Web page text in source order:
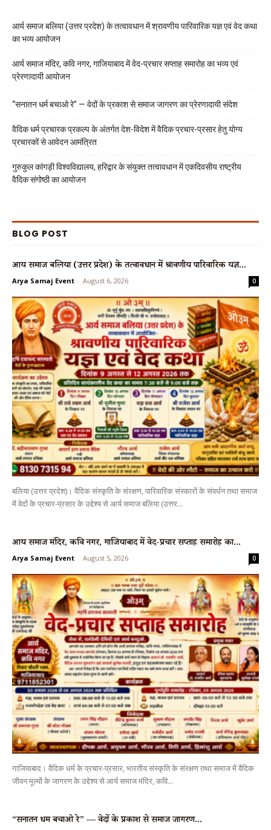
आर्य समाज बलिया (उत्तर प्रदेश) के तत्वावधान में श्रावणीय पारिवारिक यज्ञ एवं वेद कथा
का भव्य आयोजन
आर्य समाज मंदिर, कवि नगर, गाजियाबाद में वेद-प्रचार सप्ताह समारोह का भव्य एवं
प्रेरणादायी आयोजन
“सनातन धर्म बचाओ रे” — वेदों के प्रकाश से समाज जागरण का प्रेरणादायी संदेश
वैदिक धर्म प्रचारक प्रकल्प के अंतर्गत देश-विदेश में वैदिक प्रचार-प्रसार हेतु योग्य
प्रचारकों से आवेदन आमंत्रित
गुरुकुल कांगड़ी विश्वविद्यालय, हरिद्वार के संयुक्त तत्वावधान में एकदिवसीय राष्ट्रीय
वैदिक संगोष्ठी का आयोजन
BLOG POST
आर्य समाज बलिया (उत्तर प्रदेश) के तत्वावधान में श्रावणीय पारिवारिक यज्ञ...
Arya Samaj Event - August 6, 2026 0
बलिया (उत्तर प्रदेश)। वैदिक संस्कृति के संरक्षण, पारिवारिक संस्कारों के संवर्धन तथा समाज
में वेदों के प्रचार-प्रसार के उद्देश्य से आर्य समाज बलिया (उत्तर...
आर्य समाज मंदिर, कवि नगर, गाजियाबाद में वेद-प्रचार सप्ताह समारोह का...
Arya Samaj Event - August 5, 2026 0
गाजियाबाद। वैदिक धर्म के प्रचार-प्रसार, भारतीय संस्कृति के संरक्षण तथा समाज में वैदिक
जीवन मूल्यों के जागरण के उद्देश्य से आर्य समाज मंदिर, कवि...
“सनातन धर्म बचाओ रे” — वेदों के प्रकाश से समाज जागरण...